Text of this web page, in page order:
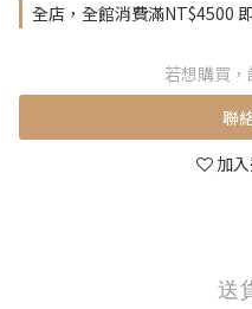
全店，全館消費滿NT$4500
若想購買，
聯
加
送